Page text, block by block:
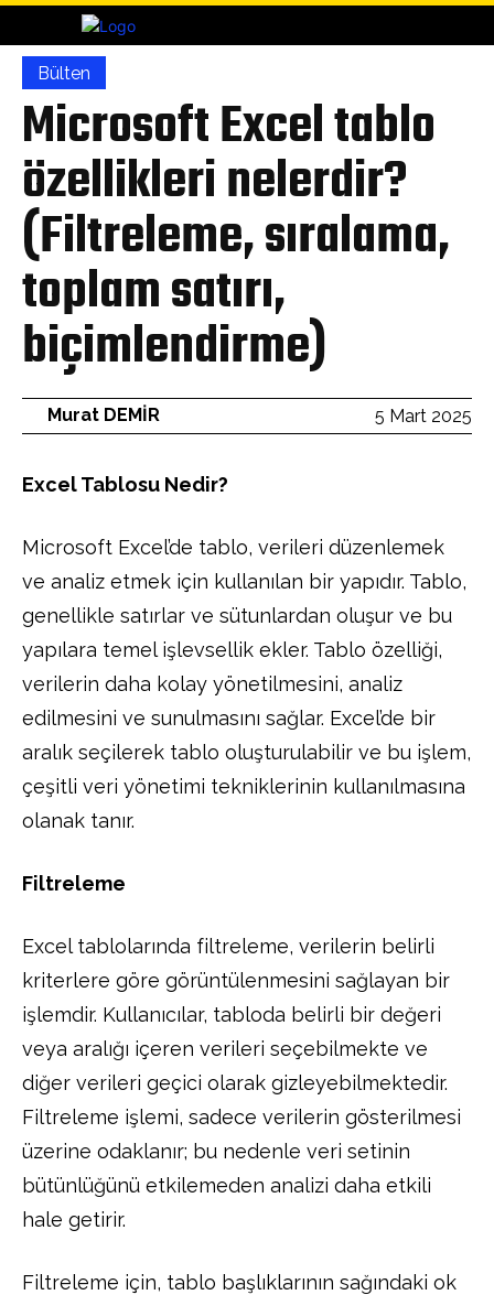
Bülten
Microsoft Excel tablo
özellikleri nelerdir?
(Filtreleme, sıralama,
toplam satırı,
biçimlendirme)
5 Mart 2025
Murat DEMİR
Excel Tablosu Nedir?
Microsoft Excel’de tablo, verileri düzenlemek
ve analiz etmek için kullanılan bir yapıdır. Tablo,
genellikle satırlar ve sütunlardan oluşur ve bu
yapılara temel işlevsellik ekler. Tablo özelliği,
verilerin daha kolay yönetilmesini, analiz
edilmesini ve sunulmasını sağlar. Excel’de bir
aralık seçilerek tablo oluşturulabilir ve bu işlem,
çeşitli veri yönetimi tekniklerinin kullanılmasına
olanak tanır.
Filtreleme
Excel tablolarında filtreleme, verilerin belirli
kriterlere göre görüntülenmesini sağlayan bir
işlemdir. Kullanıcılar, tabloda belirli bir değeri
veya aralığı içeren verileri seçebilmekte ve
diğer verileri geçici olarak gizleyebilmektedir.
Filtreleme işlemi, sadece verilerin gösterilmesi
üzerine odaklanır; bu nedenle veri setinin
bütünlüğünü etkilemeden analizi daha etkili
hale getirir.
Filtreleme için, tablo başlıklarının sağındaki ok